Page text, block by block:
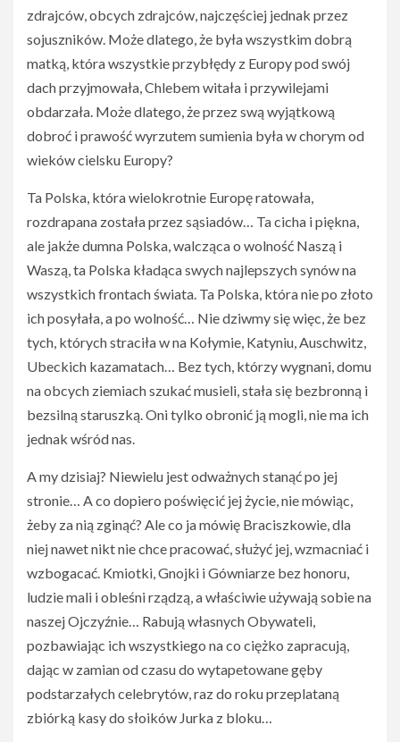
zdrajców, obcych zdrajców, najczęściej jednak przez
sojuszników. Może dlatego, że była wszystkim dobrą
matką, która wszystkie przybłędy z Europy pod swój
dach przyjmowała, Chlebem witała i przywilejami
obdarzała. Może dlatego, że przez swą wyjątkową
dobroć i prawość wyrzutem sumienia była w chorym od
wieków cielsku Europy?
Ta Polska, która wielokrotnie Europę ratowała,
rozdrapana została przez sąsiadów… Ta cicha i piękna,
ale jakże dumna Polska, walcząca o wolność Naszą i
Waszą, ta Polska kładąca swych najlepszych synów na
wszystkich frontach świata. Ta Polska, która nie po złoto
ich posyłała, a po wolność… Nie dziwmy się więc, że bez
tych, których straciła w na Kołymie, Katyniu, Auschwitz,
Ubeckich kazamatach… Bez tych, którzy wygnani, domu
na obcych ziemiach szukać musieli, stała się bezbronną i
bezsilną staruszką. Oni tylko obronić ją mogli, nie ma ich
jednak wśród nas.
A my dzisiaj? Niewielu jest odważnych stanąć po jej
stronie… A co dopiero poświęcić jej życie, nie mówiąc,
żeby za nią zginąć? Ale co ja mówię Braciszkowie, dla
niej nawet nikt nie chce pracować, służyć jej, wzmacniać i
wzbogacać. Kmiotki, Gnojki i Gówniarze bez honoru,
ludzie mali i obleśni rządzą, a właściwie używają sobie na
naszej Ojczyźnie… Rabują własnych Obywateli,
pozbawiając ich wszystkiego na co ciężko zapracują,
dając w zamian od czasu do wytapetowane gęby
podstarzałych celebrytów, raz do roku przeplataną
zbiórką kasy do słoików Jurka z bloku…